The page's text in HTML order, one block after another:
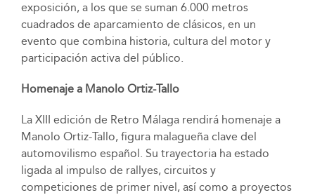
exposición, a los que se suman 6.000 metros
cuadrados de aparcamiento de clásicos, en un
evento que combina historia, cultura del motor y
participación activa del público.
Homenaje a Manolo Ortiz-Tallo
La XIII edición de Retro Málaga rendirá homenaje a
Manolo Ortiz-Tallo, figura malagueña clave del
automovilismo español. Su trayectoria ha estado
ligada al impulso de rallyes, circuitos y
competiciones de primer nivel, así como a proyectos